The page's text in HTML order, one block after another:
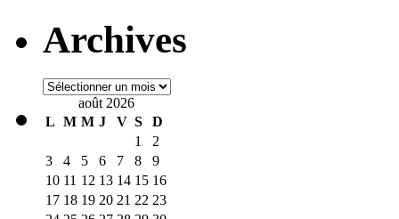
Archives
Archives
août 2026
L M M J V S
D
1
2
3
4 5 6 7 8
9
10 11 12 13 14 15 16
17 18 19 20 21 22 23